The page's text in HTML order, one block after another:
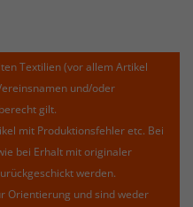
Textilien (vor allem Artikel
und/oder
gilt.
mit Produktionsfehler etc. Bei
bei Erhalt mit originaler
werden.
Orientierung und sind weder